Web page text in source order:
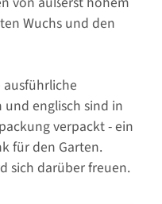
Wuchs und den
englisch sind in
verpackt - ein
für den Garten.
sich darüber freuen.